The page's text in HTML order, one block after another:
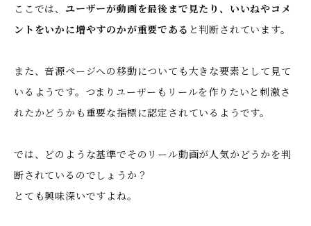
ここでは、 ユーザーが動画を最後まで見たり、いいねやコメ
ントをいかに増やすのかが重要である と判断されています。
また、音源ページへの移動についても大きな要素として見て
いるようです。つまりユーザーもリールを作りたいと刺激さ
れたかどうかも重要な指標に認定されているようです。
では、どのような基準でそのリール動画が人気かどうかを判
断されているのでしょうか？
とても興味深いですよね。